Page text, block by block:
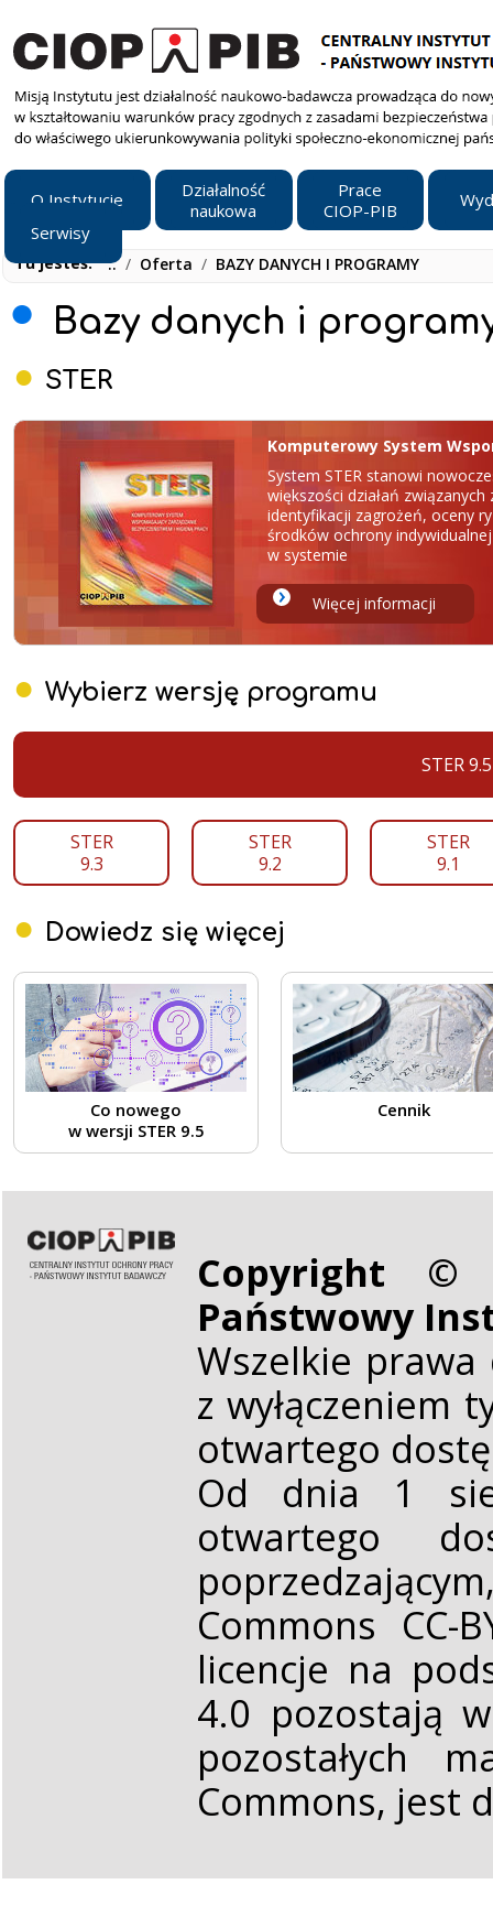
O Instytucie
Działalność
naukowa
Prace
CIOP-PIB
Serwisy
Tu jesteś: ../ Oferta / BAZY DANYCH I PROGRAMY
Bazy danych i
STER
Komputerowy System
System STER stanowi
większości działań
identyfikacji zagrożeń, oceny
środków ochrony
w systemie
Więcej informacji
Wybierz wersję programu
STER
STER
9.3
STER
9.2
STER
9.1
Dowiedz się więcej
Co nowego
w wersji STER 9.5
Cennik
Copyright ©
Państwowy
Wszelkie
z wyłączeniem
otwartego
Od dnia 1
otwartego
Commons CC-
licencje na
4.0 pozostają
pozostałych
Commons, jest